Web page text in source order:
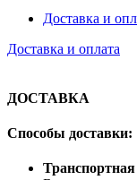
Доставка и
Доставка и оплата
ДОСТАВКА
Способы доставки: